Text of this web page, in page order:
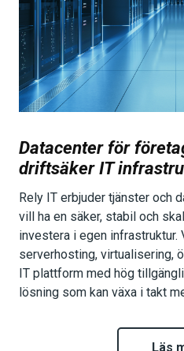
Datacenter för
driftsäker IT
Rely IT erbjuder tjänster och
vill ha en säker, stabil och
investera i egen infrastruktur.
serverhosting, virtualisering,
IT plattform med hög
lösning som kan växa i takt
Läs